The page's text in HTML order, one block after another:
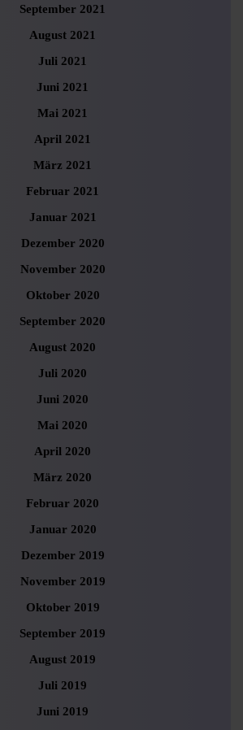
September 2021
August 2021
Juli 2021
Juni 2021
Mai 2021
April 2021
März 2021
Februar 2021
Januar 2021
Dezember 2020
November 2020
Oktober 2020
September 2020
August 2020
Juli 2020
Juni 2020
Mai 2020
April 2020
März 2020
Februar 2020
Januar 2020
Dezember 2019
November 2019
Oktober 2019
September 2019
August 2019
Juli 2019
Juni 2019